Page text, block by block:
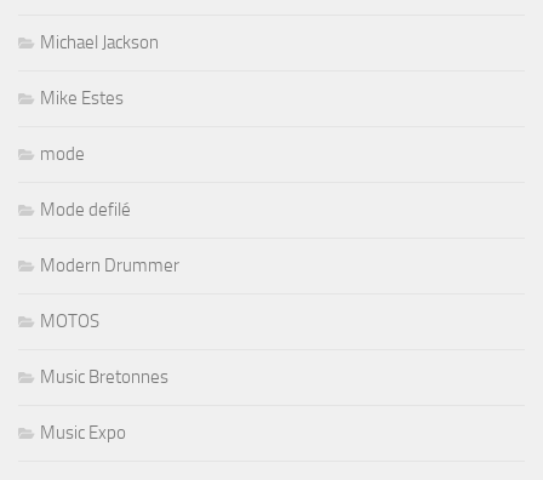
Michael Jackson
Mike Estes
mode
Mode defilé
Modern Drummer
MOTOS
Music Bretonnes
Music Expo